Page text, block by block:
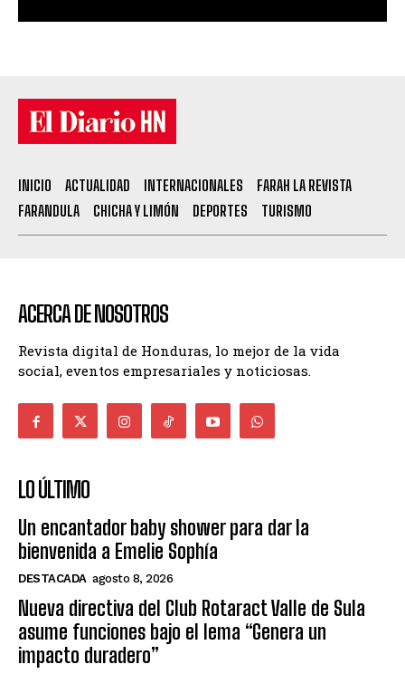
INICIO ACTUALIDAD INTERNACIONALES
FARAH LA REVISTA
FARANDULA
CHICHA Y LIMÓN DEPORTES TURISMO
ACERCA DE NOSOTROS
Revista digital de Honduras, lo mejor de la vida
social, eventos empresariales y noticiosas.
LO ÚLTIMO
Un encantador baby shower para dar la
bienvenida a Emelie Sophía
DESTACADA agosto 8, 2026
Nueva directiva del Club Rotaract Valle de Sula
asume funciones bajo el lema “Genera un
impacto duradero”